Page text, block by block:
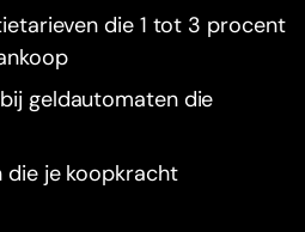
die 1 tot 3 procent
geldautomaten die
die je koopkracht